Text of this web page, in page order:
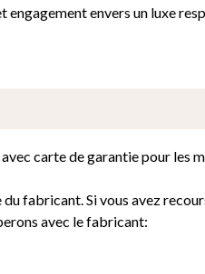
envers un luxe
carte de garantie pour les
fabricant. Si vous avez
avec le fabricant: